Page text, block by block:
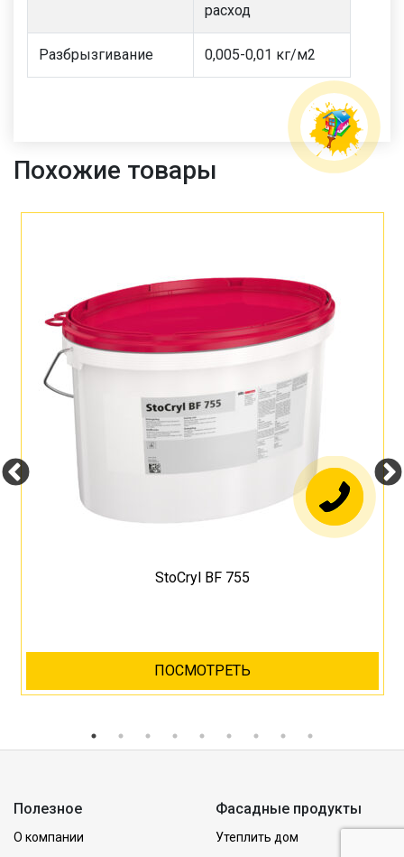
расход
Pазбрызгивание 0,005-0,01 кг/м2
Похожие товары
StoCryl BF 755
ПОСМОТРЕТЬ
Полезное
О компании
Фасадные продукты
Утеплить дом